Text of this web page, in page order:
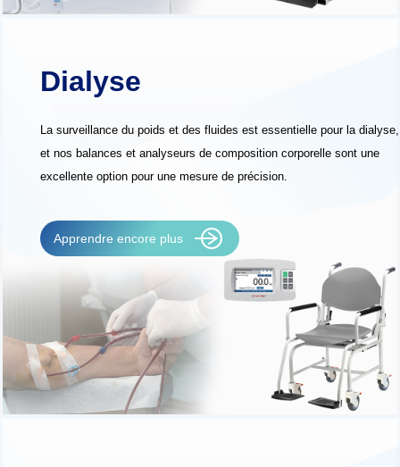
Dialyse
La surveillance du poids et des fluides est essentielle pour la dialyse,
et nos balances et analyseurs de composition corporelle sont une
excellente option pour une mesure de précision.
Apprendre encore plus